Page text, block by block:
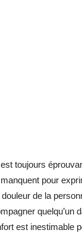
toujours
pour
de la
quelqu’un
est inestimable